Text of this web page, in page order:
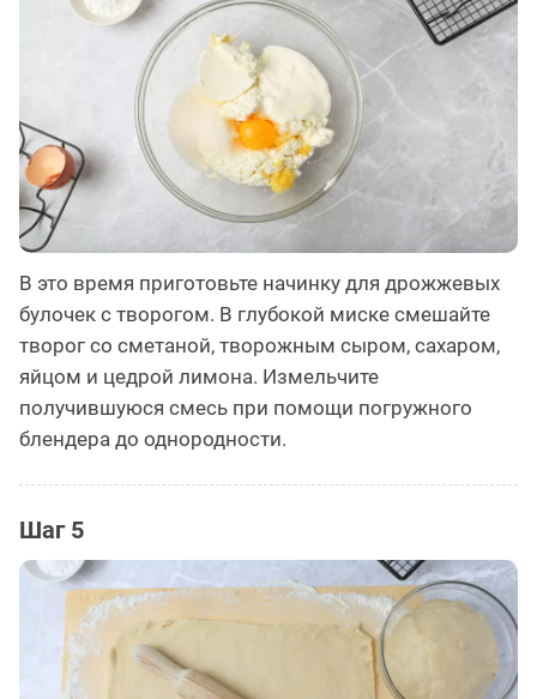
В это время приготовьте начинку для дрожжевых
булочек с творогом. В глубокой миске смешайте
творог со сметаной, творожным сыром, сахаром,
яйцом и цедрой лимона. Измельчите
получившуюся смесь при помощи погружного
блендера до однородности.
Шаг 5